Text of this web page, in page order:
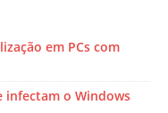
em PCs com
infectam o Windows